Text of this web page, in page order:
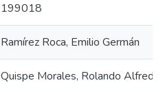
199018
Ramírez Roca, Emilio Germán
Quispe Morales, Rolando Alfredo